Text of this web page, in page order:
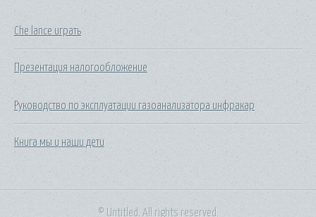
Che lance играть
Презентация налогообложение
Руководство по эксплуатации газоанализатора инфракар
Книга мы и наши дети
© Untitled. All rights reserved.